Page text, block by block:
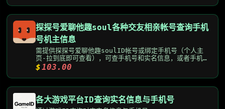
探探号爱聊他趣soul各种交友相亲帐号查询手机
号机主信息
需提供探探号爱聊他趣soulID帐号或绑定手机号（个人主
页-拉到底即可查看），可查手机号和实名信息，或者手机号
查对方探探号
$103.00
各大游戏平台ID查询实名信息与手机号